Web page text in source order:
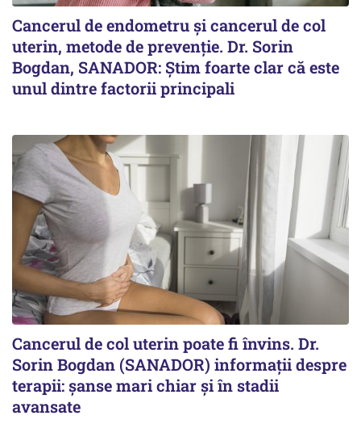
Cancerul de endometru și cancerul de col
uterin, metode de prevenție. Dr. Sorin
Bogdan, SANADOR: Știm foarte clar că este
unul dintre factorii principali
Cancerul de col uterin poate fi învins. Dr.
Sorin Bogdan (SANADOR) informații despre
terapii: șanse mari chiar și în stadii
avansate